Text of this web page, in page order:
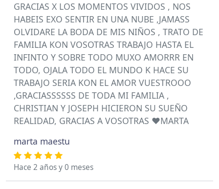
GRACIAS X LOS MOMENTOS VIVIDOS , NOS
HABEIS EXO SENTIR EN UNA NUBE ,JAMASS
OLVIDARE LA BODA DE MIS NIÑOS , TRATO DE
FAMILIA KON VOSOTRAS TRABAJO HASTA EL
INFINTO Y SOBRE TODO MUXO AMORRR EN
TODO, OJALA TODO EL MUNDO K HACE SU
TRABAJO SERIA KON EL AMOR VUESTROOO
,GRACIASSSSSS DE TODA MI FAMILIA ,
CHRISTIAN Y JOSEPH HICIERON SU SUEÑO
REALIDAD, GRACIAS A VOSOTRAS ❤️MARTA
marta maestu
Hace 2 años y 0 meses